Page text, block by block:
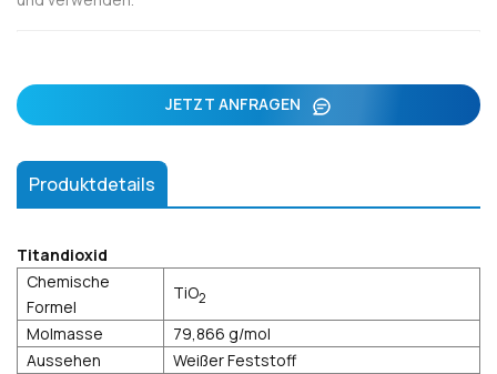
JETZT ANFRAGEN
Produktdetails
Titandioxid
Chemische
Formel
TiO2
Molmasse
79,866 g/mol
Aussehen
Weißer Feststoff